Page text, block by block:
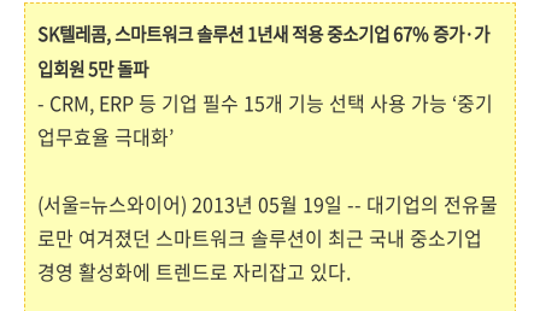
SK텔레콤, 스마트워크 솔루션 1년새 적용 중소기업 67% 증가·가
입회원 5만 돌파
- CRM, ERP 등 기업 필수 15개 기능 선택 사용 가능 ‘중기
업무효율 극대화’
(서울=뉴스와이어) 2013년 05월 19일 -- 대기업의 전유물
로만 여겨졌던 스마트워크 솔루션이 최근 국내 중소기업
경영 활성화에 트렌드로 자리잡고 있다.